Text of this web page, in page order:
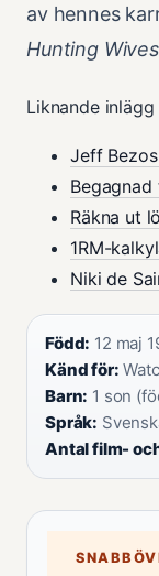
av hennes
Hunting Wives
Liknande inlägg
Jeff
Räkna ut
1RM-
Niki de
Född: 12 maj
Känd för:
Barn: 1 son
Språk:
Antal film-